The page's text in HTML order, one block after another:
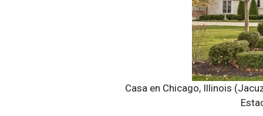
Casa en Chicago, Illinois